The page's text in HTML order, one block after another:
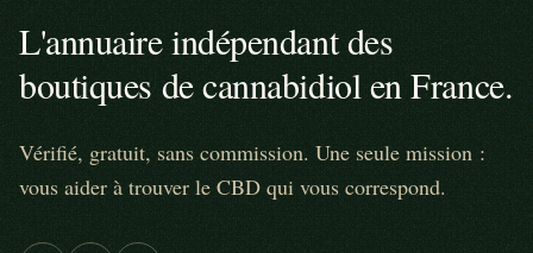
L'annuaire indépendant des
boutiques de cannabidiol en France.
Vérifié, gratuit, sans commission. Une seule mission :
vous aider à trouver le CBD qui vous correspond.